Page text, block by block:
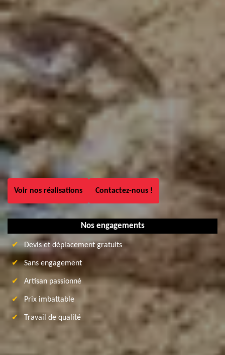
Voir nos réalisations Contactez-nous !
Nos engagements
Devis et déplacement gratuits
Sans engagement
Artisan passionné
Prix imbattable
Travail de qualité